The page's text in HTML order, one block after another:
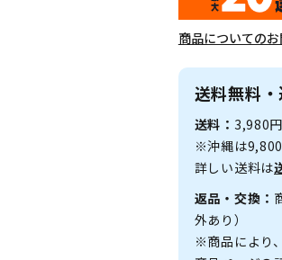
商品についての
送料無料
送料： 3,980
※沖縄は
詳しい送料は
返品・交換：
外あり）
※商品により